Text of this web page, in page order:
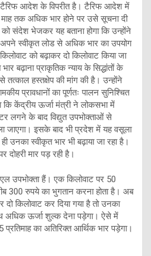
टैरिफ आदेश के विपरीत है। टैरिफ आदेश में
तक अधिक भार होने पर उसे सूचना दी
संदेश भेजकर यह बताना होगा कि उन्होंने
अपने स्वीकृत लोड से अधिक भार का उपयोग
को बढ़ाकर दो किलोवाट किया जा
बढ़ाना प्राकृतिक न्याय के सिद्धांतों के
तत्काल हस्तक्षेप की मांग की है। उन्होंने
प्रावधानों का पूर्णतः पालन सुनिश्चित
कि केंद्रीय ऊर्जा मंत्री ने लोकसभा में
लगने के बाद विद्युत उपभोक्ताओं से
जाएगा। इसके बाद भी प्रदेश में यह वसूला
उनका स्वीकृत भार भी बढ़ाया जा रहा है।
दोहरी मार पड़ रही है।
उपभोक्ता हैं। एक किलोवाट पर 50
300 रुपये का भुगतान करना होता है। अब
किलोवाट कर दिया गया है तो उनका
अधिक ऊर्जा शुल्क देना पड़ेगा। ऐसे में
प्रतिमाह का अतिरिक्त आर्थिक भार पड़ेगा।